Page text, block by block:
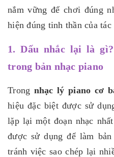
nắm vững để chơi đúng
hiện đúng tinh thần của tác
1. Dấu nhắc lại là
trong bản nhạc piano
Trong nhạc lý piano cơ
hiệu đặc biệt được sử
lặp lại một đoạn nhạc
được sử dụng để làm
tránh việc sao chép lại